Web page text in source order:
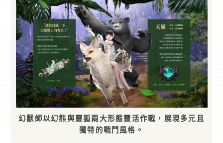
幻獸師以幻熊與靈狐兩大形態靈活作戰，展現多元且
獨特的戰鬥風格。